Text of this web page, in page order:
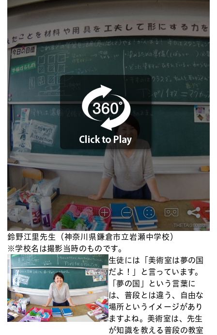
鈴野江里先生（神奈川県鎌倉市立岩瀬中学校）
※学校名は撮影当時のものです。
生徒には「美術室は夢の国
だよ！」と言っています。
「夢の国」という言葉に
は、普段とは違う、自由な
場所というイメージがあり
ますよね。美術室は、先生
が知識を教える普段の教室